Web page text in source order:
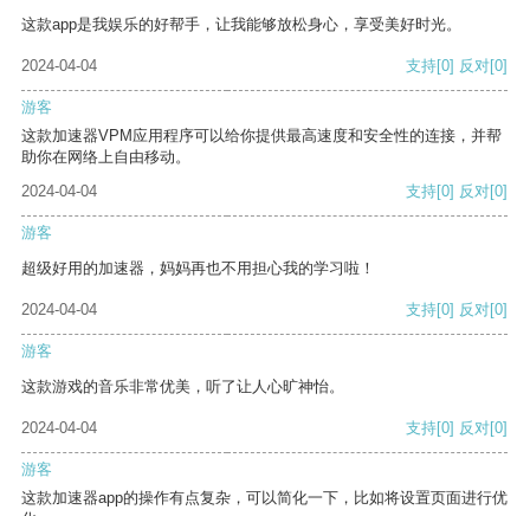
这款app是我娱乐的好帮手，让我能够放松身心，享受美好时光。
2024-04-04 支持[0] 反对[0]
游客
这款加速器VPM应用程序可以给你提供最高速度和安全性的连接，并帮
助你在网络上自由移动。
2024-04-04
支持[0] 反对[0]
游客
超级好用的加速器，妈妈再也不用担心我的学习啦！
2024-04-04 支持[0] 反对[0]
游客
这款游戏的音乐非常优美，听了让人心旷神怡。
2024-04-04 支持[0] 反对[0]
游客
这款加速器app的操作有点复杂，可以简化一下，比如将设置页面进行优